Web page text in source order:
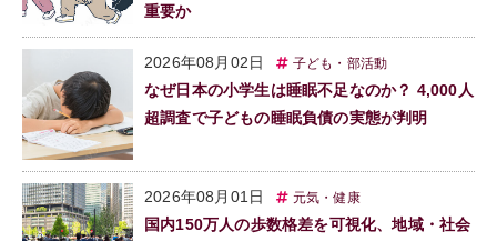
重要か
2026年08月02日 子ども・部活動
なぜ日本の小学生は睡眠不足なのか？ 4,000人
超調査で子どもの睡眠負債の実態が判明
2026年08月01日 元気・健康
国内150万人の歩数格差を可視化、地域・社会